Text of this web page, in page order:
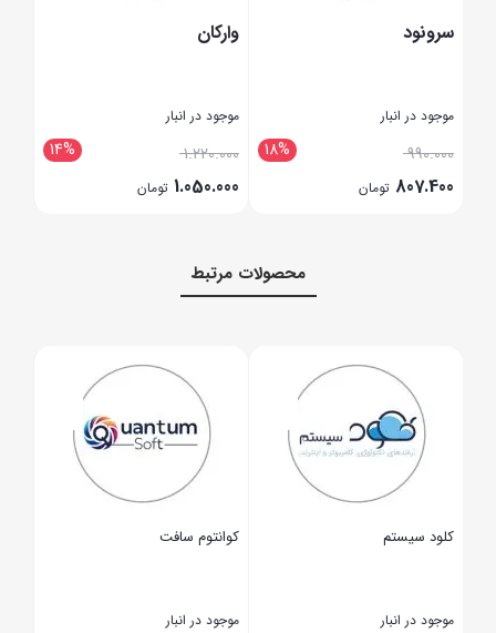
سرونود
موجود در انبار
18% 990.000
807.400 تومان
وارکان
موجود در انبار
14% 1.220.000
1.050.000 تومان
محصولات مرتبط
کلود سیستم
موجود در انبار
کوانتوم سافت
موجود در انبار